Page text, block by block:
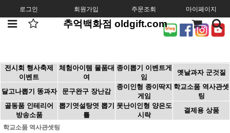
로그인 회원가입 주문조회 마이페이지
추억백화점 oldgift.com
전시회 행사축제
이벤트
체험아이템 물품대
여
종이뽑기 이벤트게
임
옛날과자 군것질
달고나뽑기 똥과자 문구완구 장난감
종이인형 종이딱지
게임
학교소품 역사관셋
팅
골동품 인테리어
방송소품
뽑기엿설탕엿 뽑기
틀
못난이인형 양은도
시락
결제용 상품
학교소품 역사관셋팅